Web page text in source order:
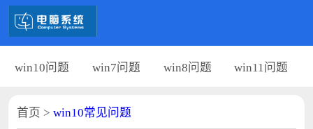
win10问题 win7问题 win8问题 win11问题
首页 > win10常见问题